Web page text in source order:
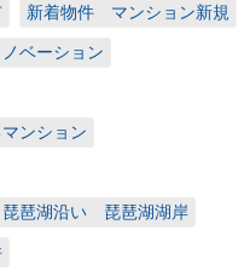
新着物件 マンション新規
ベーション
ンション
琶湖沿い 琵琶湖湖岸